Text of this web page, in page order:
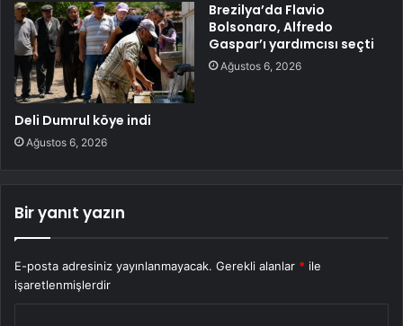
Deli Dumrul köye indi
Ağustos 6, 2026
Brezilya’da Flavio
Bolsonaro, Alfredo
Gaspar’ı yardımcısı seçti
Ağustos 6, 2026
Bir yanıt yazın
E-posta adresiniz yayınlanmayacak. Gerekli alanlar * ile
işaretlenmişlerdir